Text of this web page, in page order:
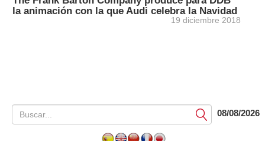
la animación con la que Audi celebra la Navidad
19 diciembre 2018
Submit08/08/2026